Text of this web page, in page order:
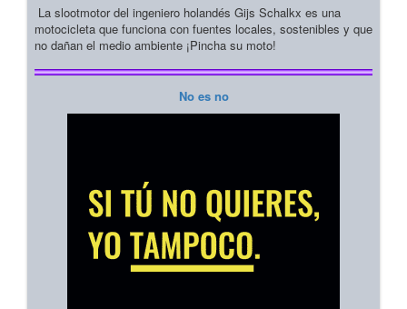
La slootmotor del ingeniero holandés Gijs Schalkx es una
motocicleta que funciona con fuentes locales, sostenibles y que
no dañan el medio ambiente ¡Pincha su moto!
No es no